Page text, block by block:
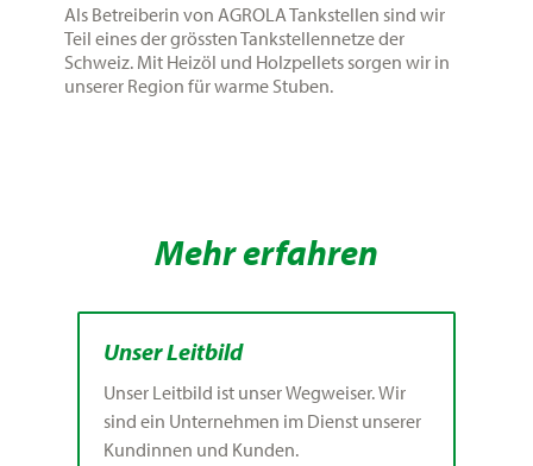
Als Betreiberin von AGROLA Tankstellen sind wir
Teil eines der grössten Tankstellennetze der
Schweiz. Mit Heizöl und Holzpellets sorgen wir in
unserer Region für warme Stuben.
Mehr erfahren
Unser Leitbild
Unser Leitbild ist unser Wegweiser. Wir
sind ein Unternehmen im Dienst unserer
Kundinnen und Kunden.